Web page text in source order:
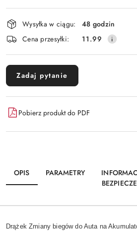
Wyślij
Dostępność
i
dostawa
Wysyłka w ciągu:
48 godzin
Cena przesyłki:
11.99
Zadaj pytanie
Pobierz produkt do PDF
OPIS PARAMETRY
Drążek Zmiany biegów do Auta na